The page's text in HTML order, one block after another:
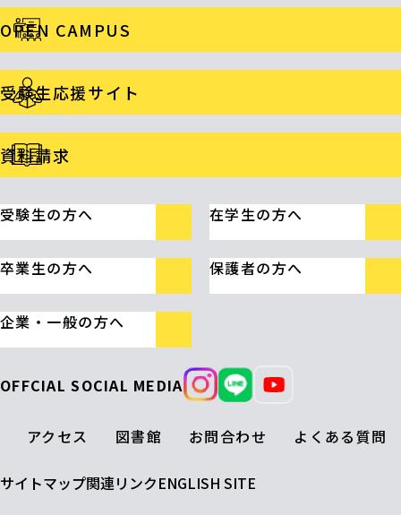
OPEN CAMPUS
受験生応援サイト
資料請求
受験生の方へ 在学生の方へ
卒業生の方へ 保護者の方へ
企業・一般の方へ
OFFCIAL SOCIAL MEDIA
アクセス 図書館 お問合わせ よくある質問
サイトマップ関連リンクENGLISH SITE